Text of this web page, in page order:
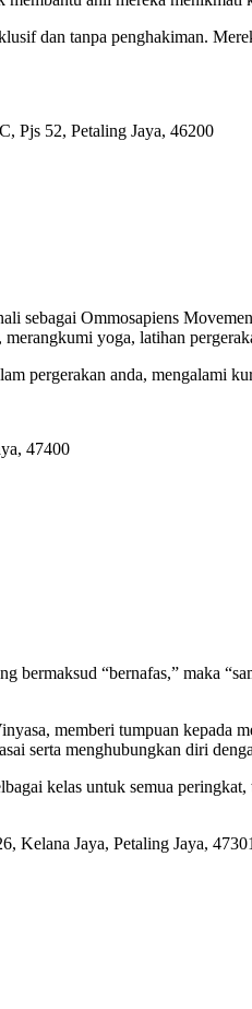
dan tanpa penghakiman.
Pjs 52, Petaling Jaya, 46200
sebagai Ommosapiens
yoga, latihan
pergerakan anda, mengalami
47400
bermaksud “bernafas,” maka
memberi tumpuan
serta menghubungkan diri
kelas untuk semua
Kelana Jaya, Petaling Jaya, 47301